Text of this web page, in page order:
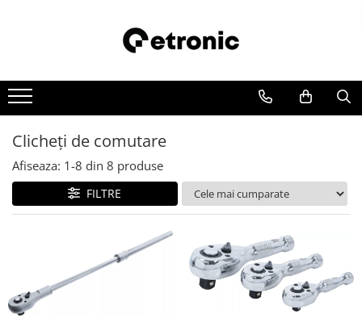
Clicheţi de comutare
Afiseaza: 1-8 din 8 produse
FILTRE